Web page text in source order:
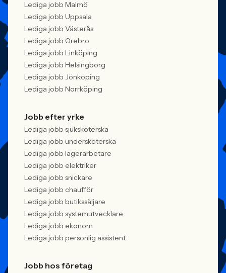
Lediga jobb Malmö
Lediga jobb Uppsala
Lediga jobb Västerås
Lediga jobb Örebro
Lediga jobb Linköping
Lediga jobb Helsingborg
Lediga jobb Jönköping
Lediga jobb Norrköping
Jobb efter yrke
Lediga jobb sjuksköterska
Lediga jobb undersköterska
Lediga jobb lagerarbetare
Lediga jobb elektriker
Lediga jobb snickare
Lediga jobb chaufför
Lediga jobb butikssäljare
Lediga jobb systemutvecklare
Lediga jobb ekonom
Lediga jobb personlig assistent
Jobb hos företag